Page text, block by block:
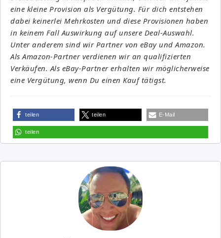
eine kleine Provision als Vergütung. Für dich entstehen
dabei keinerlei Mehrkosten und diese Provisionen haben
in keinem Fall Auswirkung auf unsere Deal-Auswahl.
Unter anderem sind wir Partner von eBay und Amazon.
Als Amazon-Partner verdienen wir an qualifizierten
Verkäufen. Als eBay-Partner erhalten wir möglicherweise
eine Vergütung, wenn Du einen Kauf tätigst.
teilen teilen E-Mail
teilen